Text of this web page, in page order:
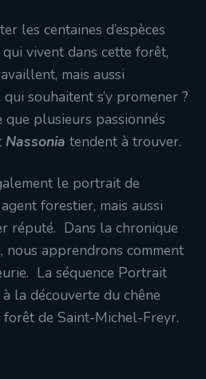
les centaines d’espèces
vivent dans cette forêt,
mais aussi
souhaitent s’y promener ?
que plusieurs passionnés
Nassonia tendent à trouver.
le portrait de
forestier, mais aussi
réputé. Dans la chronique
nous apprendrons comment
La séquence Portrait
la découverte du chêne
de Saint-Michel-Freyr.